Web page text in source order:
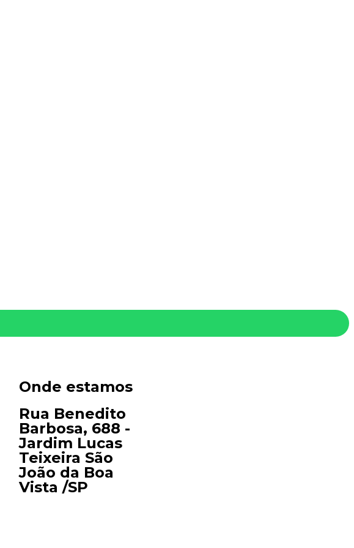
Onde estamos
Rua Benedito
Barbosa, 688 -
Jardim Lucas
Teixeira São
João da Boa
Vista /SP